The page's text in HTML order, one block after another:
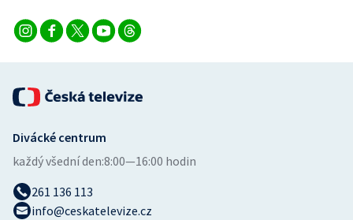
Divácké centrum
každý všední den:8:00—16:00 hodin
261 136 113
info@ceskatelevize.cz